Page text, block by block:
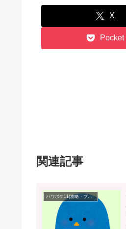
X
Pocket
関連記事
パワポケ11(攻略・プレイ日記)